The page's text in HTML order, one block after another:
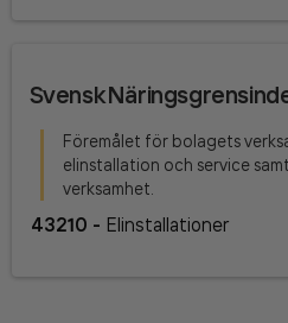
Svensk
Föremålet för bolagets
elinstallation och service
verksamhet.
43210 - Elinstallationer